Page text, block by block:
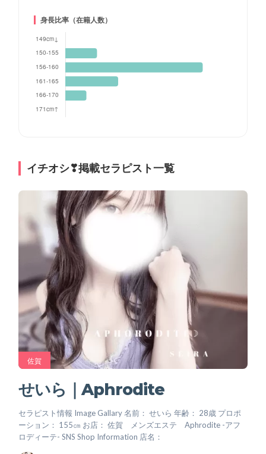
身長比率（在籍人数）
イチオシ❣掲載セラピスト一覧
佐賀
せいら｜Aphrodite
セラピスト情報 Image Gallary 名前： せいら 年齢： 28歳 プロポ
ーション： 155㎝ お店： 佐賀 メンズエステ Aphrodite -アフ
ロディーテ- SNS Shop Information 店名：